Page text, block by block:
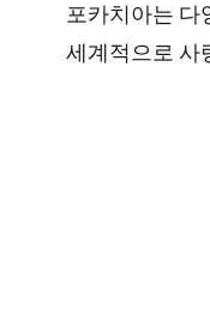
포카치아는 다
세계적으로 사